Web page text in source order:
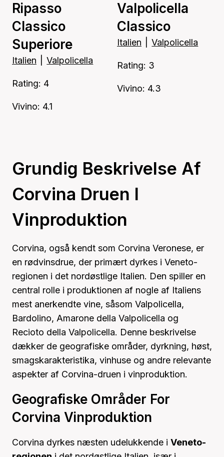
Ripasso
Classico
Superiore
Italien Valpolicella
Rating: 4
Vivino: 4.1
Valpolicella
Classico
Italien Valpolicella
Rating: 3
Vivino: 4.3
Grundig Beskrivelse Af
Corvina Druen I
Vinproduktion
Corvina, også kendt som Corvina Veronese, er
en rødvinsdrue, der primært dyrkes i Veneto-
regionen i det nordøstlige Italien. Den spiller en
central rolle i produktionen af nogle af Italiens
mest anerkendte vine, såsom Valpolicella,
Bardolino, Amarone della Valpolicella og
Recioto della Valpolicella. Denne beskrivelse
dækker de geografiske områder, dyrkning, høst,
smagskarakteristika, vinhuse og andre relevante
aspekter af Corvina-druen i vinproduktion.
Geografiske Områder For
Corvina Vinproduktion
Corvina dyrkes næsten udelukkende i Veneto-